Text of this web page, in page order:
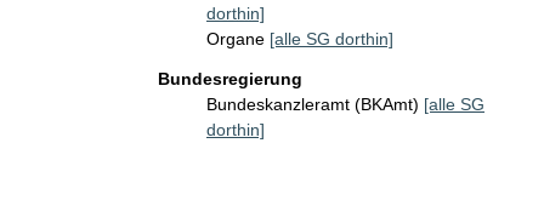
dorthin]
Organe [alle SG dorthin]
Bundesregierung
Bundeskanzleramt (BKAmt) [alle SG
dorthin]